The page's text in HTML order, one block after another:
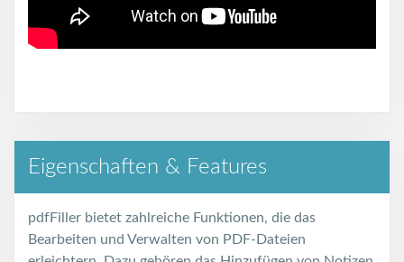
Eigenschaften & Features
pdfFiller bietet zahlreiche Funktionen, die das
Bearbeiten und Verwalten von PDF-Dateien